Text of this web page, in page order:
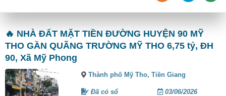
🔥 NHÀ ĐẤT MẶT TIỀN ĐƯỜNG HUYỆN 90 MỸ
THO GẦN QUÃNG TRƯỜNG MỸ THO 6,75 tỷ, ĐH
90, Xã Mỹ Phong
Thành phố Mỹ Tho,Tiền Giang
Đã có sổ 03/06/2026